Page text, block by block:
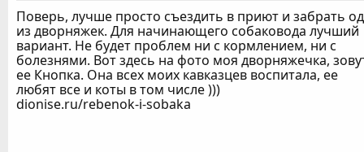
Поверь, лучше просто съездить в приют и забрать
из дворняжек. Для начинающего собаковода лучший
вариант. Не будет проблем ни с кормлением, ни с
болезнями. Вот здесь на фото моя дворняжечка,
ее Кнопка. Она всех моих кавказцев воспитала, ее
любят все и коты в том числе )))
dionise.ru/rebenok-i-sobaka